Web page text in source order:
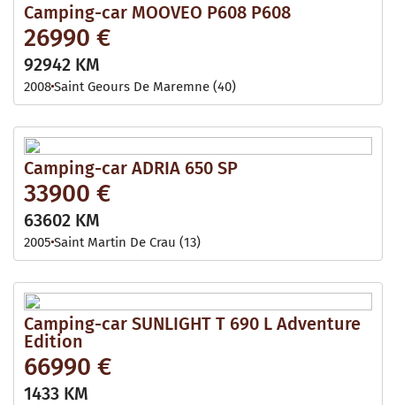
Camping-car MOOVEO P608 P608
26990 €
92942 KM
2008Saint Geours De Maremne (40)
Camping-car ADRIA 650 SP
33900 €
63602 KM
2005 Saint Martin De Crau (13)
Camping-car SUNLIGHT T 690 L Adventure
Edition
66990 €
1433 KM